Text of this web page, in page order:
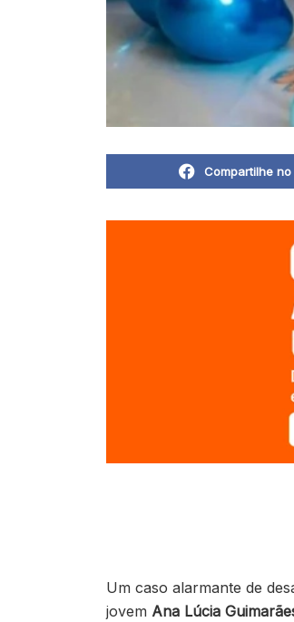
Compartilhe
Um caso alarmante de
jovem Ana Lúcia